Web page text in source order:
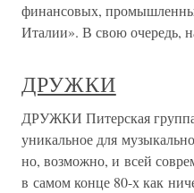
финансовых,
Италии». В свою очередь,
ДРУЖКИ
ДРУЖКИ Питерская
уникальное для
но, возможно, и всей
в самом конце 80-х как